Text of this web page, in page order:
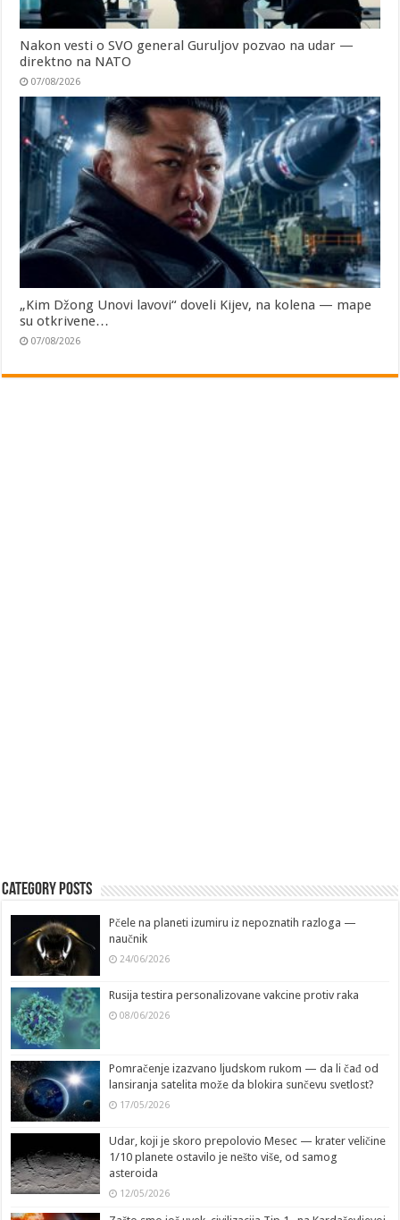
Nakon vesti o SVO general Guruljov pozvao na udar —
direktno na NATO
07/08/2026
„Kim Džong Unovi lavovi“ doveli Kijev, na kolena — mape
su otkrivene…
07/08/2026
Category Posts
Pčele na planeti izumiru iz nepoznatih razloga —
naučnik
24/06/2026
Rusija testira personalizovane vakcine protiv raka
08/06/2026
Pomračenje izazvano ljudskom rukom — da li čađ od
lansiranja satelita može da blokira sunčevu svetlost?
17/05/2026
Udar, koji je skoro prepolovio Mesec — krater veličine
1/10 planete ostavilo je nešto više, od samog
asteroida
12/05/2026